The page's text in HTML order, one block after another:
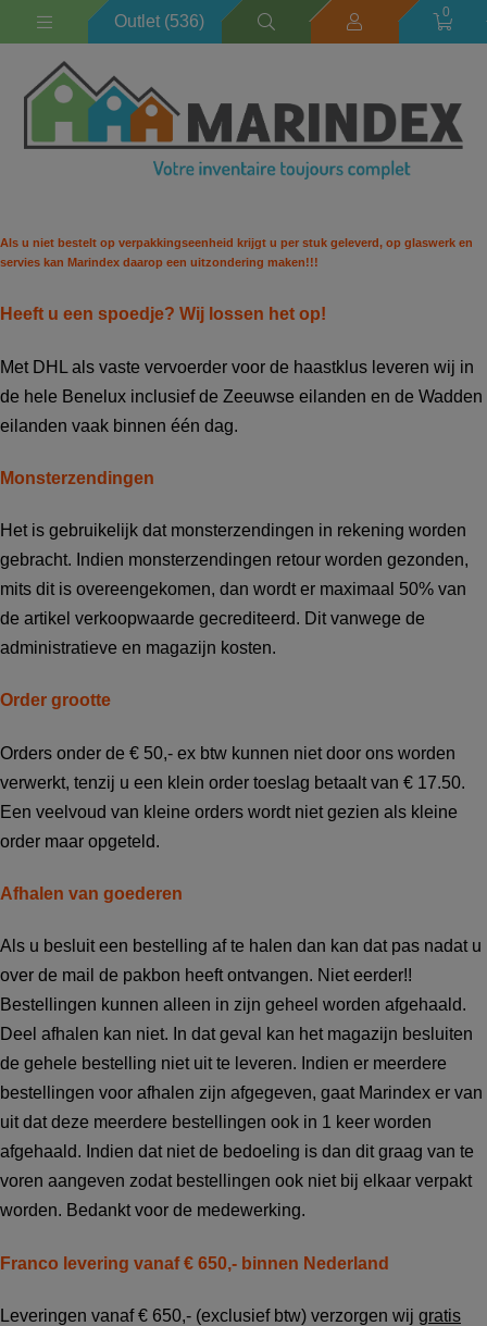
Outlet (536) 0
Als u niet bestelt op verpakkingseenheid krijgt u per stuk geleverd, op glaswerk en
servies kan Marindex daarop een uitzondering maken!!!
Heeft u een spoedje? Wij lossen het op!
Met DHL als vaste vervoerder voor de haastklus leveren wij in
de hele Benelux inclusief de Zeeuwse eilanden en de Wadden
eilanden vaak binnen één dag.
Monsterzendingen
Het is gebruikelijk dat monsterzendingen in rekening worden
gebracht. Indien monsterzendingen retour worden gezonden,
mits dit is overeengekomen, dan wordt er maximaal 50% van
de artikel verkoopwaarde gecrediteerd. Dit vanwege de
administratieve en magazijn kosten.
Order grootte
Orders onder de € 50,- ex btw kunnen niet door ons worden
verwerkt, tenzij u een klein order toeslag betaalt van € 17.50.
Een veelvoud van kleine orders wordt niet gezien als kleine
order maar opgeteld.
Afhalen van goederen
Als u besluit een bestelling af te halen dan kan dat pas nadat u
over de mail de pakbon heeft ontvangen. Niet eerder!!
Bestellingen kunnen alleen in zijn geheel worden afgehaald.
Deel afhalen kan niet. In dat geval kan het magazijn besluiten
de gehele bestelling niet uit te leveren. Indien er meerdere
bestellingen voor afhalen zijn afgegeven, gaat Marindex er van
uit dat deze meerdere bestellingen ook in 1 keer worden
afgehaald. Indien dat niet de bedoeling is dan dit graag van te
voren aangeven zodat bestellingen ook niet bij elkaar verpakt
worden. Bedankt voor de medewerking.
Franco levering vanaf € 650,- binnen Nederland
Leveringen vanaf € 650,- (exclusief btw) verzorgen wij gratis